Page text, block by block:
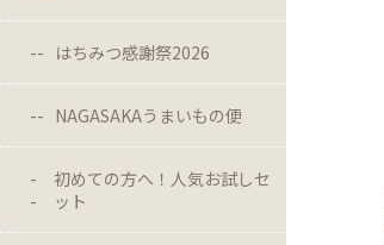
はちみつ感謝祭2026
NAGASAKAうまいもの便
初めての方へ！人気お試しセ
ット